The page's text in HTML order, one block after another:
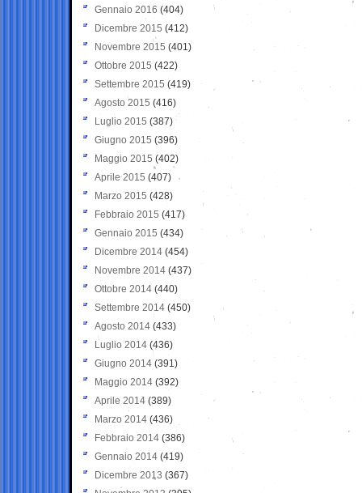
Gennaio 2016 (404)
Dicembre 2015 (412)
Novembre 2015 (401)
Ottobre 2015 (422)
Settembre 2015 (419)
Agosto 2015 (416)
Luglio 2015 (387)
Giugno 2015 (396)
Maggio 2015 (402)
Aprile 2015 (407)
Marzo 2015 (428)
Febbraio 2015 (417)
Gennaio 2015 (434)
Dicembre 2014 (454)
Novembre 2014 (437)
Ottobre 2014 (440)
Settembre 2014 (450)
Agosto 2014 (433)
Luglio 2014 (436)
Giugno 2014 (391)
Maggio 2014 (392)
Aprile 2014 (389)
Marzo 2014 (436)
Febbraio 2014 (386)
Gennaio 2014 (419)
Dicembre 2013 (367)